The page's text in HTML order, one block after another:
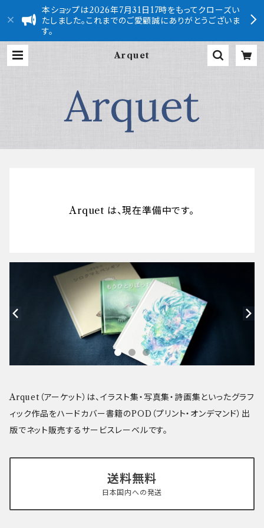
本ショップは2026年7月31日17時をもってクローズい
たしました。これまでのご愛顧誠にありがとうございま
す。
Arquet
Arquet は、現在準備中です。
Arquet（アーケット）は、イラスト集・写真集・詩画集といったグラフ
ィック作品をハードカバー書籍のPOD（プリント・オンデマンド）出
版でネット販売するサービスレーベルです。
送料無料
日本国内への発送